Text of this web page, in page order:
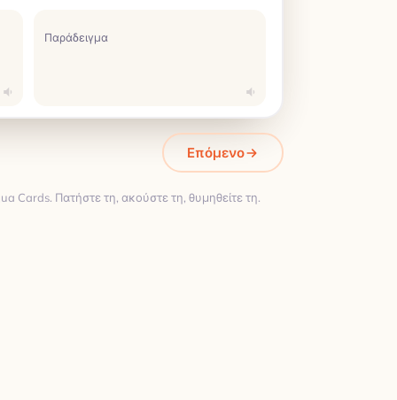
Παράδειγμα
Επόμενο
Cards. Πατήστε τη, ακούστε τη, θυμηθείτε τη.